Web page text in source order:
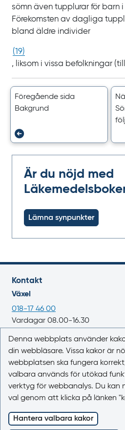
sömn även tupplurar för barn
Förekomsten av dagliga
bland äldre individer
(19)
, liksom i vissa befolkningar (till
Föregående sida
Bakgrund
Är du nöjd med
Lämna synpunkter
Kontakt
Växel
018-17 46 00
Vardagar 08.00-16.30
E-post
Om webbplatsen
Om Läkemedelsboken
Kontakta oss
Kakor (cookies)
Tillgänglighet
Denna webbplats använder
din webbläsare. Vissa kakor är
webbplatsen ska fungera
valbara används för utökad
verktyg för webbanalys. Du kan
val genom att klicka på länken
Hantera valbara kakor